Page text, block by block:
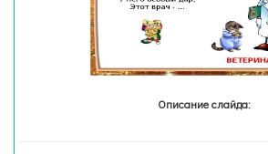
Описание слайда: